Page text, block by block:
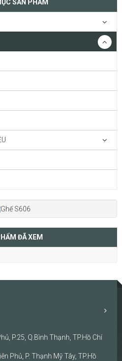
SẢN PHẨM
ĐÃ XEM
P.25, Q.Bình Thạnh, TP.Hồ Chí
Phủ, P. Thạnh Mỹ Tây, TP.Hồ